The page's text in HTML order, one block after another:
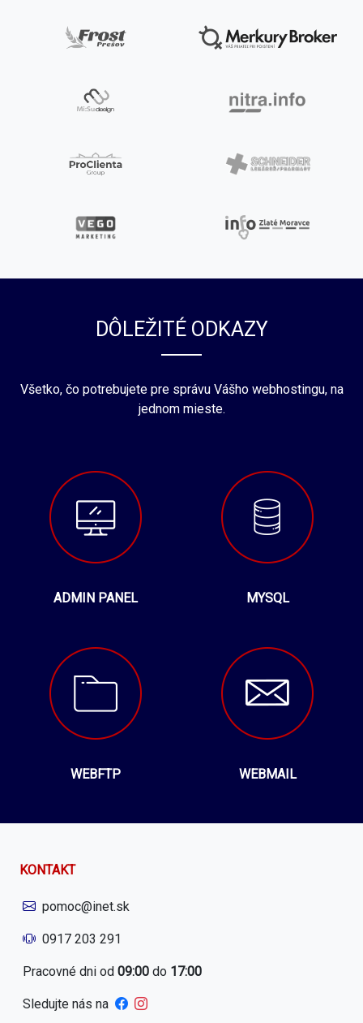
DÔLEŽITÉ ODKAZY
Všetko, čo potrebujete pre správu Vášho webhostingu, na
jednom mieste.
ADMIN PANEL MYSQL
WEBFTP WEBMAIL
KONTAKT
pomoc@inet.sk
0917 203 291
Pracovné dni od 09:00 do 17:00
Sledujte nás na